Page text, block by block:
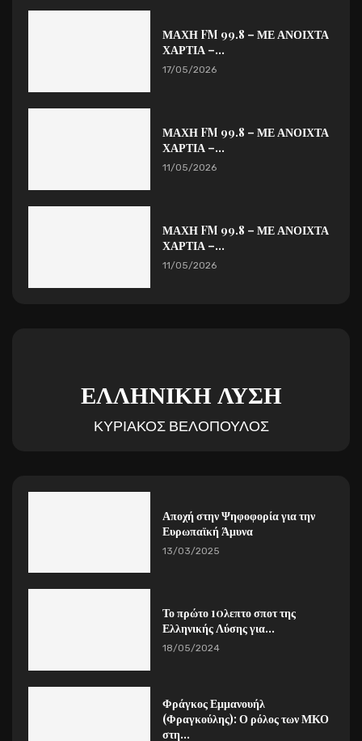
ΜΑΧΗ FM 99.8 – ΜΕ ΑΝΟΙΧΤΑ
ΧΑΡΤΙΑ –...
17/05/2026
ΜΑΧΗ FM 99.8 – ΜΕ ΑΝΟΙΧΤΑ
ΧΑΡΤΙΑ –...
11/05/2026
ΜΑΧΗ FM 99.8 – ΜΕ ΑΝΟΙΧΤΑ
ΧΑΡΤΙΑ –...
11/05/2026
ΕΛΛΗΝΙΚΗ ΛΥΣΗ
ΚΥΡΙΑΚΟΣ ΒΕΛΟΠΟΥΛΟΣ
Αποχή στην Ψηφοφορία για την
Ευρωπαϊκή Άμυνα
13/03/2025
Το πρώτο 10λεπτο σποτ της
Ελληνικής Λύσης για...
18/05/2024
Φράγκος Εμμανουήλ
(Φραγκούλης): Ο ρόλος των ΜΚΟ
στη...